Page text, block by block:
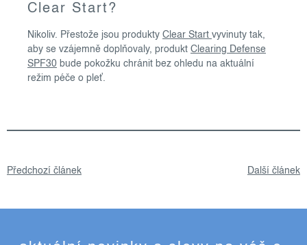
Clear Start?
Nikoliv. Přestože jsou produkty Clear Start vyvinuty tak,
aby se vzájemně doplňovaly, produkt Clearing Defense
SPF30 bude pokožku chránit bez ohledu na aktuální
režim péče o pleť.
Předchozí článek Další článek